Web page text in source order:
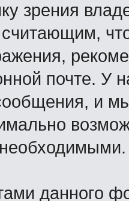
зрения
считающим,
почте. У
и
данного